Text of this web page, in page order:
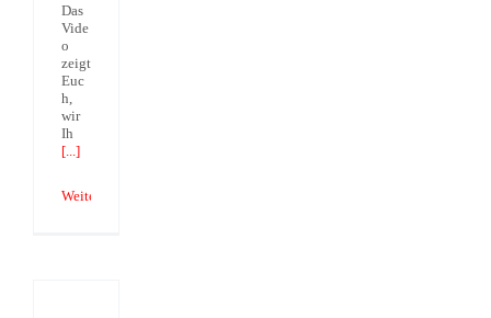
Das
Vide
o
zeigt
Euc
h,
wir
Ih
[...]
Weiterlesen